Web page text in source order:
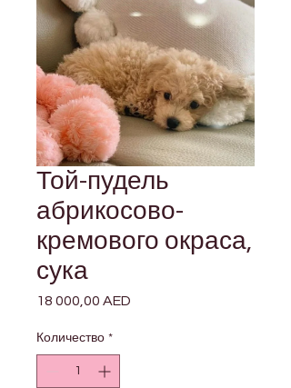
Той-пудель
абрикосово-
кремового окраса,
сука
18 000,00 AED
Количество *